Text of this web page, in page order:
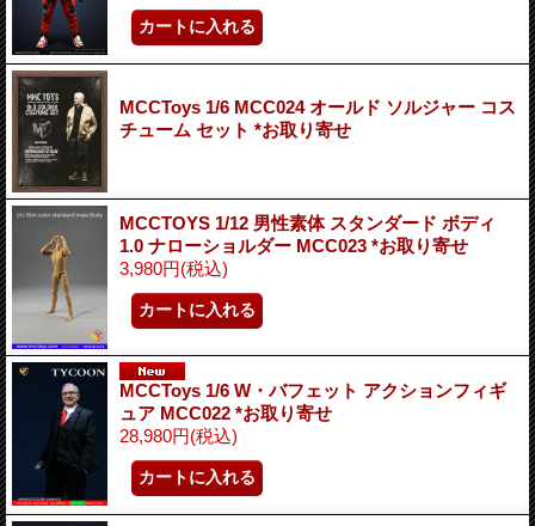
MCCToys 1/6 MCC024 オールド ソルジャー コス
チューム セット *お取り寄せ
MCCTOYS 1/12 男性素体 スタンダード ボディ
1.0 ナローショルダー MCC023 *お取り寄せ
3,980円(税込)
MCCToys 1/6 W・バフェット アクションフィギ
ュア MCC022 *お取り寄せ
28,980円(税込)